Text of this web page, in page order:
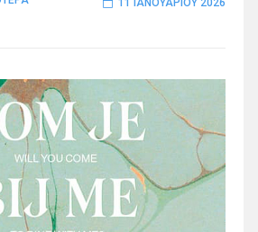
11 ΙΑΝΟΥΑΡΊΟΥ 2026